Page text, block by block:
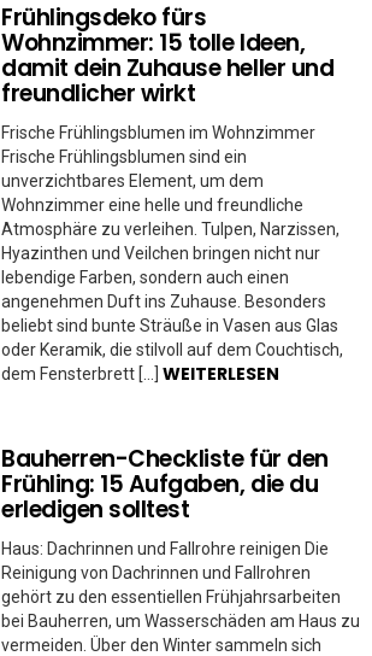
Frühlingsdeko fürs
Wohnzimmer: 15 tolle Ideen,
damit dein Zuhause heller und
freundlicher wirkt
Frische Frühlingsblumen im Wohnzimmer
Frische Frühlingsblumen sind ein
unverzichtbares Element, um dem
Wohnzimmer eine helle und freundliche
Atmosphäre zu verleihen. Tulpen, Narzissen,
Hyazinthen und Veilchen bringen nicht nur
lebendige Farben, sondern auch einen
angenehmen Duft ins Zuhause. Besonders
beliebt sind bunte Sträuße in Vasen aus Glas
oder Keramik, die stilvoll auf dem Couchtisch,
dem Fensterbrett […] WEITERLESEN
Bauherren-Checkliste für den
Frühling: 15 Aufgaben, die du
erledigen solltest
Haus: Dachrinnen und Fallrohre reinigen Die
Reinigung von Dachrinnen und Fallrohren
gehört zu den essentiellen Frühjahrsarbeiten
bei Bauherren, um Wasserschäden am Haus zu
vermeiden. Über den Winter sammeln sich